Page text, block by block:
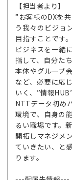
【担当者より】
”お客様のDXを
う我々のビジョ
目指すことです
ビジネスを一緒
指して、自分た
本体やグループ
など、必要に応
いく、”情報
NTTデータ初め
環境で、自身の
るい職場です。
開拓しマネジメ
ていきたい、と
ります。